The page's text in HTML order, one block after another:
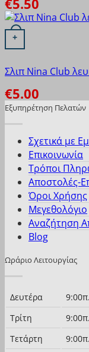
+
Αυτό το προϊόν
Σλιπ Nina Club
€5.00
Εξυπηρέτηση Πελατών
Σχετικά με
Επικοινωνία
Τρόποι
Αποστολές-
Όροι Χρήσης
Μεγεθολόγιο
Αναζήτηση
Blog
Ωράριο Λειτουργίας
Δευτέρα
Τρίτη
Τετάρτη